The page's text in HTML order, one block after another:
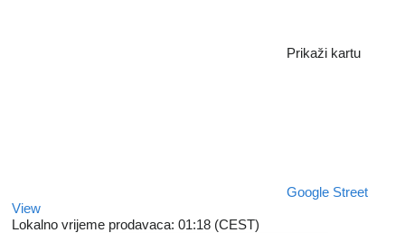
Prikaži kartu
Google Street
View
Lokalno vrijeme prodavaca: 01:18 (CEST)